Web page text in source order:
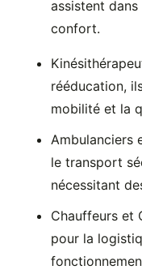
assistent
confort.
rééducation,
mobilité et la
Ambulanciers
le transport
nécessitant
Chauffeurs et
pour la